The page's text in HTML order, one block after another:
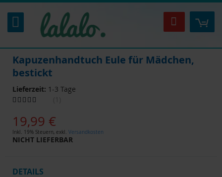
Inhalt
springen
Suche
Kapuzenhandtuch Eule für Mädchen,
bestickt
Lieferzeit: 1-3 Tage
Bewertung:
19,99 €
Inkl. 19% Steuern, exkl. Versandkosten
NICHT LIEFERBAR
DETAILS